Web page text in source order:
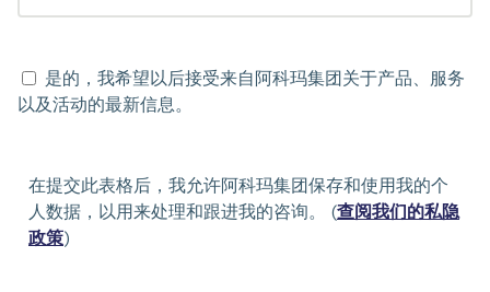
是的，我希望以后接受来自阿科玛集团关于产品、服务
以及活动的最新信息。
在提交此表格后，我允许阿科玛集团保存和使用我的个
人数据，以用来处理和跟进我的咨询。 (查阅我们的私隐
政策)